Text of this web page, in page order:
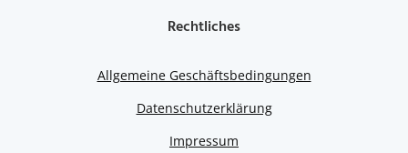
Rechtliches
Allgemeine Geschäftsbedingungen
Datenschutzerklärung
Impressum